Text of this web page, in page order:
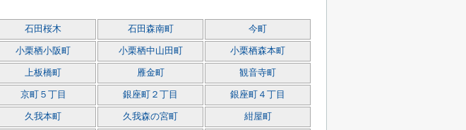
石田桜木 石田森南町 今町
小栗栖小阪町 小栗栖中山田町 小栗栖森本町
上板橋町 雁金町 観音寺町
京町５丁目 銀座町２丁目 銀座町４丁目
久我本町 久我森の宮町 紺屋町